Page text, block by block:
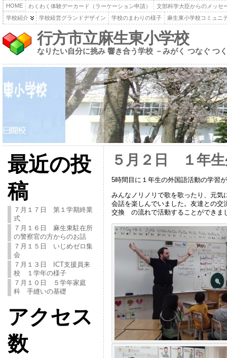
HOME わくわく体験デーカード（ラーケーション申請）
文部科学大臣からのメッセ
学校紹介
学校経営グランドデザイン 学校のまわりの様子 麻生東小学校コミュニ
行方市立麻生東小学校
なりたい自分に挑み 響き合う学校 －みがく つなぐ つ
最近の投
稿
７月１７日 第１学期終業
式
７月１６日 麻生東駐在所
の警察官の方からのお話
７月１５日 いじめゼロ集
会
７月１３日 ICT支援員来
校 １学年の様子
７月１０日 ５学年家庭
科 手縫いの基礎
アクセス
数
５月２日 １年生
5時間目に１年生の外国語活動の学習
みんなノリノリで歌を歌ったり、元
会話を楽しんでいました。友達との
交換 の流れで活動することができま